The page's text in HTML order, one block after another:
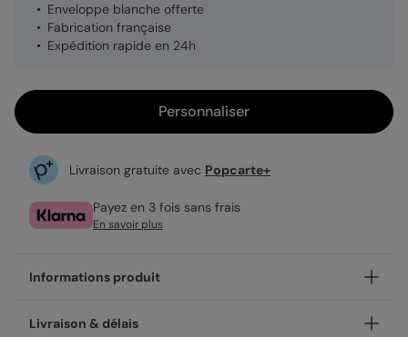
Enveloppe blanche offerte
Fabrication française
Expédition rapide en 24h
Personnaliser
Livraison gratuite avec Popcarte+
Payez en 3 fois sans frais
En savoir plus
Informations produit
Personnalisez votre carte annonce grossesse Message à
Livraison & délais